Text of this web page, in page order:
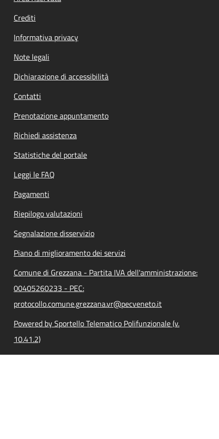
Crediti
Informativa privacy
Note legali
Dichiarazione di accessibilità
Contatti
Prenotazione appuntamento
Richiedi assistenza
Statistiche del portale
Leggi le FAQ
Pagamenti
Riepilogo valutazioni
Segnalazione disservizio
Piano di miglioramento dei servizi
Comune di Grezzana - Partita IVA dell'amministrazione:
00405260233 - PEC:
protocollo.comune.grezzana.vr@pecveneto.it
Powered by Sportello Telematico Polifunzionale (v.
10.41.2)